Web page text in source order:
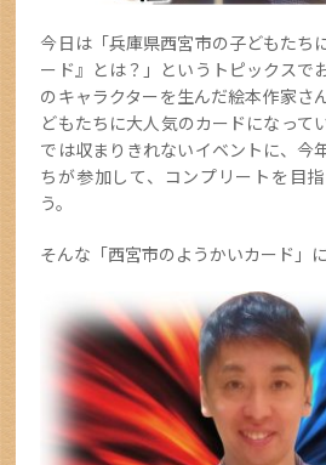
今日は「兵庫県西宮市の子どもたち
ード』とは？」というトピックスで
のキャラクターを生んだ絵本作家さ
どもたちに大人気のカードになって
では収まりきれないイベントに、今
ちが参加して、コンプリートを目
う。
そんな「西宮市のようかいカード」に